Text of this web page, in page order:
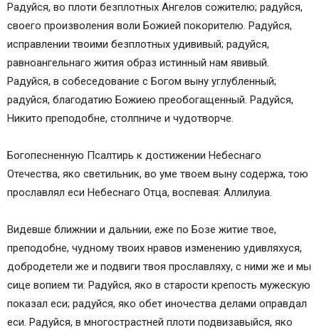
Радуйся, во плоти безплотных Ангелов сожителю; радуйся,
своего произволения воли Божией покорителю. Радуйся,
исправлении твоими безплотных удививый; радуйся,
равноангельнаго жития образ истинный нам явивый.
Радуйся, в собеседование с Богом выну углубленный;
радуйся, благодатию Божиею преобогащенный. Радуйся,
Никито преподобне, столпниче и чудотворче.
Богопесненную Псалтирь к достижении Небеснаго
Отечества, яко светильник, во уме твоем выну содержа, тою
прославлял еси Небеснаго Отца, воспевая: Аллилуиа.
Видевше ближнии и дальнии, еже по Бозе житие твое,
преподобне, чудному твоих нравов изменению удивляхуся,
добродетели же и подвиги твоя прославляху, с ними же и мы
сице вопием ти: Радуйся, яко в старости крепость мужескую
показал еси; радуйся, яко обет иночества делами оправдал
еси. Радуйся, в многострастней плоти подвизавыйся, яко